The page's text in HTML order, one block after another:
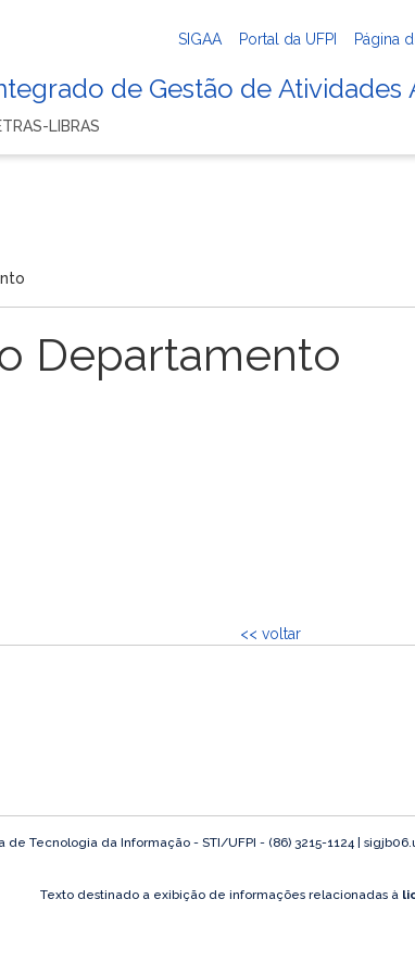
SIGAA Portal da UFPI Página
de Gestão de Atividades
LIBRAS
Departamento
<< voltar
de Tecnologia da Informação - STI/UFPI - (86) 3215-1124 |
Texto destinado a exibição de informações relacionadas à